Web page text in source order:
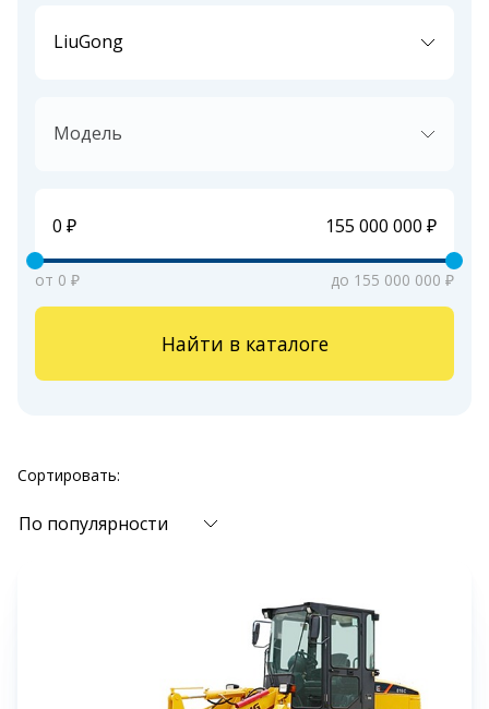
LiuGong
Модель
от 0 ₽ до 155 000 000 ₽
Найти в каталоге
Сортировать:
По популярности